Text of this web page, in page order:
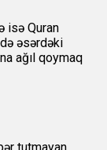
isə Quran
əsərdəki
ağıl qoymaq